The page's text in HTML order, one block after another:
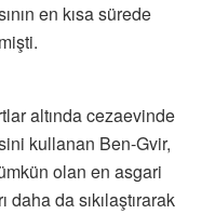
en kısa sürede
altında cezaevinde
kullanan Ben-Gvir,
olan en asgari
daha da sıkılaştırarak